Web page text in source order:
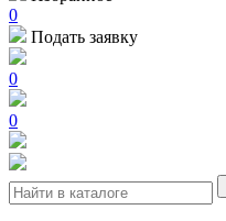
0
Подать заявку
0
0